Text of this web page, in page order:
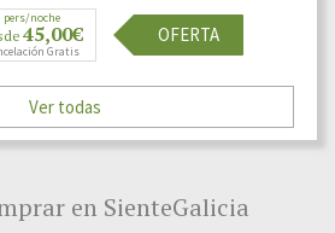
pers/noche
45,00€
Gratis
OFERTA
Ver todas
en SienteGalicia